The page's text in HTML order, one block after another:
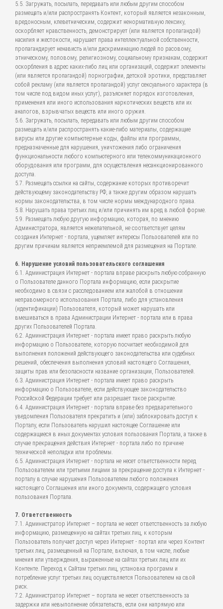
5.5. Загружать, посылать, передавать или любым другим способом
размещать и/или распространять Контент, который является незаконным,
вредоносным, клеветническим, содержит ненормативную лексику,
оскорбляет нравственность, демонстрирует (или является пропагандой)
насилия и жестокости, нарушает права интеллектуальной собственности,
пропагандирует ненависть и/или дискриминацию людей по расовому,
этническому, половому, религиозному, социальному признакам, содержит
оскорбления в адрес каких-либо лиц или организаций, содержит элементы
(или является пропагандой) порнографии, детской эротики, представляет
собой рекламу (или является пропагандой) услуг сексуального характера (в
том числе под видом иных услуг), разъясняет порядок изготовления,
применения или иного использования наркотических веществ или их
аналогов, взрывчатых веществ или иного оружия.
5.6. Загружать, посылать, передавать или любым другим способом
размещать и/или распространять какие-либо материалы, содержащие
вирусы или другие компьютерные коды, файлы или программы,
предназначенные для нарушения, уничтожения либо ограничения
функциональности любого компьютерного или телекоммуникационного
оборудования или программ, для осуществления несанкционированного
доступа.
5.7. Размещать ссылки на сайты, содержание которых противоречит
действующему законодательству РФ, а также другим образом нарушать
нормы законодательства, в том числе нормы международного права.
5.8. Нарушать права третьих лиц и/или причинять им вред в любой форме.
5.9. Размещать любую другую информацию, которая, по мнению
Администратора, является нежелательной, не соответствует целям
создания Интернет - портала, ущемляет интересы Пользователей или по
другим причинам является неприемлемой для размещения на Портале.
6. Нарушение условий пользовательского соглашения
6.1. Администрация Интернет - портала вправе раскрыть любую собранную
о Пользователе данного Портала информацию, если раскрытие
необходимо в связи с расследованием или жалобой в отношении
неправомерного использования Портала, либо для установления
(идентификации) Пользователя, который может нарушать или
вмешиваться в права Администрации Интернет - портала или в права
других Пользователей Портала.
6.2. Администрация Интернет - портала имеет право раскрыть любую
информацию о Пользователе, которую посчитает необходимой для
выполнения положений действующего законодательства или судебных
решений, обеспечения выполнения условий настоящего Соглашения,
защиты прав или безопасности название организации, Пользователей.
6.3. Администрация Интернет - портала имеет право раскрыть
информацию о Пользователе, если действующее законодательство
Российской Федерации требует или разрешает такое раскрытие.
6.4. Администрация Интернет - портала вправе без предварительного
уведомления Пользователя прекратить и (или) заблокировать доступ к
Порталу, если Пользователь нарушил настоящее Соглашение или
содержащиеся в иных документах условия пользования Портала, а также в
случае прекращения действия Интернет - портала либо по причине
технической неполадки или проблемы.
6.5. Администрация Интернет - портала не несет ответственности перед
Пользователем или третьими лицами за прекращение доступа к Интернет -
порталу в случае нарушения Пользователем любого положения
настоящего Соглашения или иного документа, содержащего условия
пользования Портала.
7. Ответственность
7.1. Администратор Интернет – портала не несет ответственность за любую
информацию, размещенную на сайтах третьих лиц, к которым
Пользователь получает доступ через Интернет - портал или через Контент
третьих лиц, размещенный на Портале, включая, в том числе, любые
мнения или утверждения, выраженные на сайтах третьих лиц или их
Контенте. Переход к Сайтам третьих лиц, установка программ и
потребление услуг третьих лиц осуществляется Пользователем на свой
риск.
7.2. Администратор Интернет – портала не несет ответственность за
задержки или невыполнение обязательств, если они напрямую или